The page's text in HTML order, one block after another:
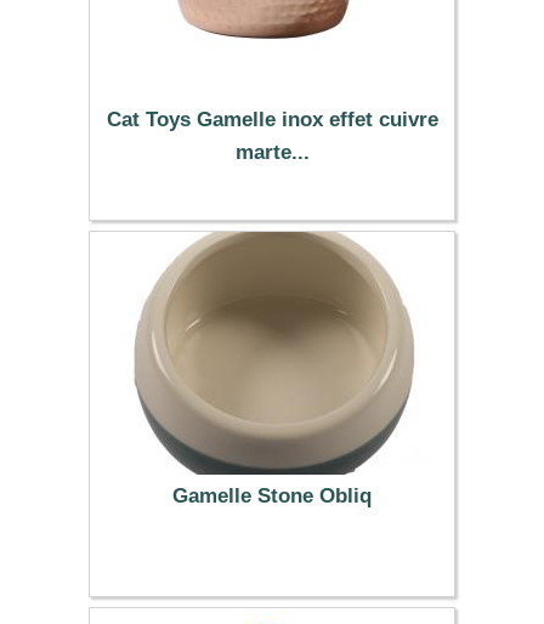
Cat Toys Gamelle inox effet cuivre
marte...
5.99 €
Gamelle Stone Obliq
8.99 €